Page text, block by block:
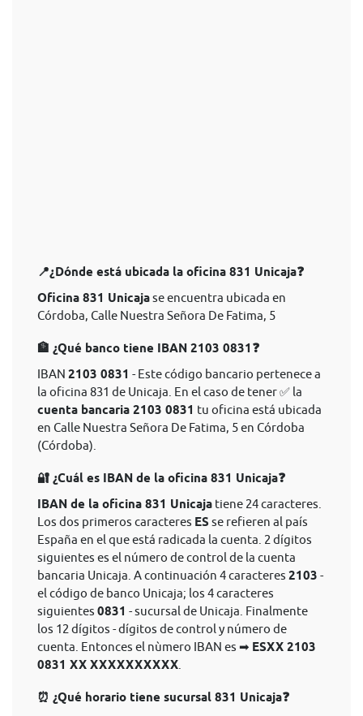
📍¿Dónde está ubicada la oficina 831 Unicaja❓
Oficina 831 Unicajase encuentra ubicada en
Córdoba, Calle Nuestra Señora De Fatima, 5
🏦 ¿Qué banco tiene IBAN 2103 0831❓
IBAN 2103 0831 - Este código bancario pertenece a
la oficina 831 de Unicaja. En el caso de tener ✅ la
cuenta bancaria 2103 0831 tu oficina está ubicada
en Calle Nuestra Señora De Fatima, 5 en Córdoba
(Córdoba).
🔐 ¿Cuál es IBAN de la oficina 831 Unicaja❓
IBAN de la oficina 831 Unicaja tiene 24 caracteres.
Los dos primeros caracteres ES se refieren al país
España en el que está radicada la cuenta. 2 dígitos
siguientes es el número de control de la cuenta
bancaria Unicaja. A continuación 4 caracteres 2103 -
el código de banco Unicaja; los 4 caracteres
siguientes 0831 - sucursal de Unicaja. Finalmente
los 12 dígitos - dígitos de control y número de
cuenta. Entonces el nùmero IBAN es ➡ ESXX 2103
0831 XX XXXXXXXXXX
⏰ ¿Qué horario tiene sucursal 831 Unicaja❓